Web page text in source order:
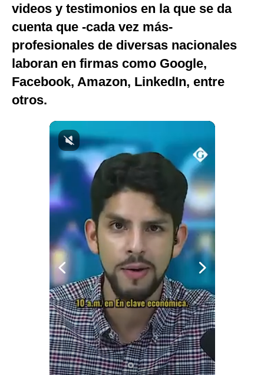
Internacional
Tecnología
Club del Suscriptor
Mix
G de Gestión
Notas Contratadas
Condiciones
Privacidad
videos y testimonios en la que se da
cuenta que -cada vez más-
profesionales de diversas nacionales
laboran en firmas como Google,
Facebook, Amazon, LinkedIn, entre
otros.